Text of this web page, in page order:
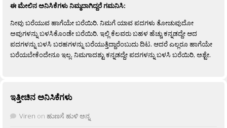
ಈ ಮೇಲಿನ ಅನಿಸಿಕೆಗಳು ನಿಮ್ಮದಾಗಿದ್ದರೆ ಗಮನಿಸಿ:
ನೀವು ಬರೆಯುವ ಹಾಗೆಯೇ ಬರೆಯಿರಿ. ನಿಮಗೆ ಯಾವ ಪದಗಳು ತೋಚುವುದೋ
ಅವುಗಳನ್ನು ಬಳಸಿಕೊಂಡೇ ಬರೆಯಿರಿ. ಇಲ್ಲಿ ಕೆಲವರು ಬಹಳ ಹೆಚ್ಚು ಕನ್ನಡದ್ದೇ ಆದ
ಪದಗಳನ್ನು ಬಳಸಿ ಬರಹಗಳನ್ನು ಬರೆಯುತ್ತಿದ್ದಾರೆಂಬುದು ದಿಟ. ಆದರೆ ಎಲ್ಲರೂ ಹಾಗೆಯೇ
ಬರೆಯಬೇಕೆಂದೇನೂ ಇಲ್ಲ. ನಿಮಗಾದಶ್ಟು ಕನ್ನಡದ್ದೇ ಪದಗಳನ್ನು ಬಳಸಿ ಬರೆಯಿರಿ, ಅಶ್ಟೇ.
ಇತ್ತೀಚಿನ ಅನಿಸಿಕೆಗಳು
Viren on ಹುಣಸೆ ಹುಳಿ ಅನ್ನ